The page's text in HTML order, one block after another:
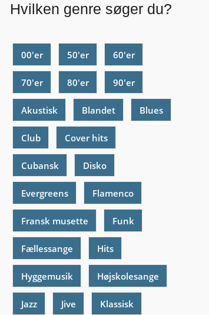
Hvilken genre søger du?
00'er 50'er 60'er
70'er 80'er 90'er
Akustisk Blandet Blues
Club Cover hits
Cubansk Disko
Evergreens Flamenco
Fransk musette Funk
Fællessange Hits
Hyggemusik Højskolesange
Jazz Jive Klassisk